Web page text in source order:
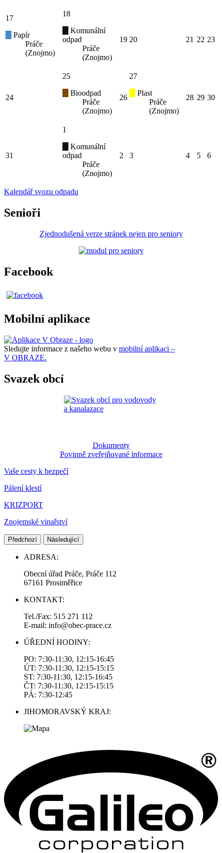
17
Papír
Práče
(Znojmo)
18
Komunální
odpad
Práče
(Znojmo)
19 20 21 22 23
24
25
Bioodpad
Práče
(Znojmo)
26
27
Plast
Práče
(Znojmo)
28 29 30
31
1
Komunální
odpad
Práče
(Znojmo)
2 3 4 5 6
Kalendář svozu odpadu
Senioři
Zjednodušená verze stránek nejen pro seniory
Facebook
Mobilní aplikace
Sledujte informace z našeho webu v mobilní aplikaci –
V OBRAZE.
Svazek obcí
Dokumenty
Povinně zveřejňované informace
Vaše cesty k bezpečí
Pálení klestí
KRIZPORT
Znojemské vinařství
Předchozí Následující
ADRESA:
Obecní úřad Práče, Práče 112
67161 Prosiměřice
KONTAKT:
Tel./Fax: 515 271 112
E-mail: info@obec-prace.cz
ÚŘEDNÍ HODINY:
PO: 7:30-11:30, 12:15-16:45
ÚT: 7:30-11:30, 12:15-15:15
ST: 7:30-11:30, 12:15-16:45
ČT: 7:30-11:30, 12:15-15:15
PÁ: 7:30-12:45
JIHOMORAVSKÝ KRAJ: